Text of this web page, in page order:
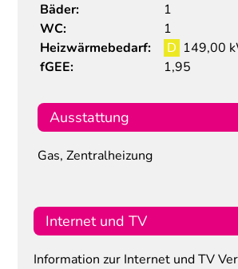
Bäder:
1
WC:
1
Heizwärmebedarf:
D 149,00
fGEE:
1,95
Ausstattung
Gas, Zentralheizung
Internet und TV
Information zur Internet und TV